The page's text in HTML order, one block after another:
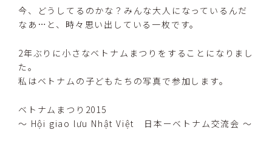
今、どうしてるのかな？みんな大人になっているんだ
なあ…と、時々思い出している一枚です。
2年ぶりに小さなベトナムまつりをすることになりまし
た。
私はベトナムの子どもたちの写真で参加します。
ベトナムまつり2015
～ Hội giao lưu Nhật Việt 日本ーベトナム交流会 ～